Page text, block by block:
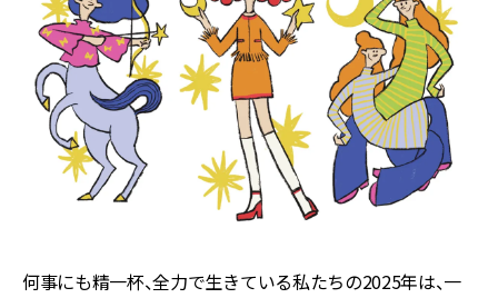
何事にも精一杯、全力で生きている私たちの2025年は、一